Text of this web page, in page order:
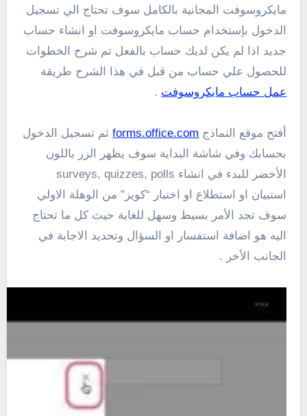
مايكروسوفت المجانية بالكامل سوف تحتاج الي تسجيل
الدخول بإستخدام حساب مايكروسوفت او انشاء حساب
جديد اذا لم يكن لديك حساب بالفعل تم شرح الخطوات
للحصول علي حساب من قبل في هذا الشرح طريقة
عمل حساب مايكروسوفت .
أفتح موقع النماذج forms.office.comثم تسجيل الدخول
بحسابك وفي شاشة البداية سوف يظهر الزر باللون
الأخضر للبدء في انشاء surveys, quizzes, polls
استبيان او استطلاع او اختبار “كويز” من الوهلة الاولي
سوف تجد الأمر بسيط وسهل للغاية حيث كل ما تحتاج
اليه هو اضافة استفسار او السؤال وتحديد الاجابة في
الجانب الأخر .